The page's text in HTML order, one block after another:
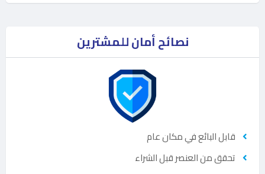
نصائح أمان للمشترين
قابل البائع في مكان عام
تحقق من العنصر قبل الشراء